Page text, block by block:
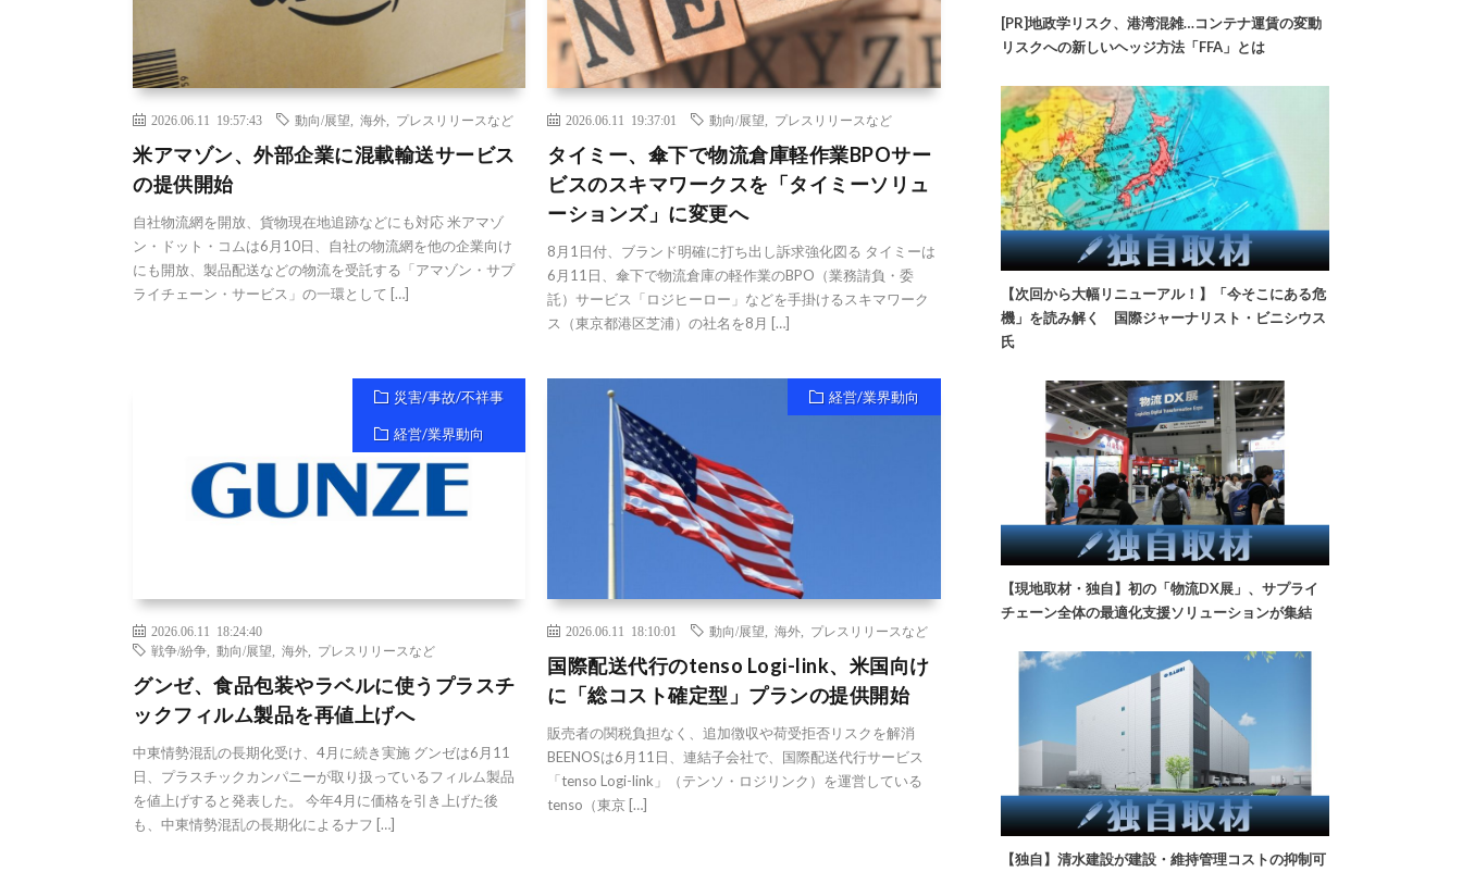
2026.06.11 19:57:43 動向/展望 海外 プレスリリースなど
米アマゾン、外部企業に混載輸送サービス
の提供開始
自社物流網を開放、貨物現在地追跡などにも対応 米アマゾ
ン・ドット・コムは6月10日、自社の物流網を他の企業向け
にも開放、製品配送などの物流を受託する「アマゾン・サプ
ライチェーン・サービス」の一環として […]
2026.06.11 19:37:01 動向/展望 プレスリリースなど
タイミー、傘下で物流倉庫軽作業BPOサー
ビスのスキマワークスを「タイミーソリュ
ーションズ」に変更へ
8月1日付、ブランド明確に打ち出し訴求強化図る タイミーは
6月11日、傘下で物流倉庫の軽作業のBPO（業務請負・委
託）サービス「ロジヒーロー」などを手掛けるスキマワーク
ス（東京都港区芝浦）の社名を8月 […]
災害/事故/不祥事
経営/業界動向
2026.06.11 18:24:40
戦争/紛争
動向/展望 海外 プレスリリースなど
グンゼ、食品包装やラベルに使うプラスチ
ックフィルム製品を再値上げへ
中東情勢混乱の長期化受け、4月に続き実施 グンゼは6月11
日、プラスチックカンパニーが取り扱っているフィルム製品
を値上げすると発表した。 今年4月に価格を引き上げた後
も、中東情勢混乱の長期化によるナフ […]
経営/業界動向
2026.06.11 18:10:01 動向/展望 ,海外 プレスリリースなど
国際配送代行のtenso Logi-link、米国向け
に「総コスト確定型」プランの提供開始
販売者の関税負担なく、追加徴収や荷受拒否リスクを解消
BEENOSは6月11日、連結子会社で、国際配送代行サービス
「tenso Logi-link」（テンソ・ロジリンク）を運営している
tenso（東京 […]
[PR]地政学リスク、港湾混雑…コンテナ運賃の変動
リスクへの新しいヘッジ方法「FFA」とは
【次回から大幅リニューアル！】「今そこにある危
機」を読み解く 国際ジャーナリスト・ビニシウス
氏
【現地取材・独自】初の「物流DX展」、サプライ
チェーン全体の最適化支援ソリューションが集結
【独自】清水建設が建設・維持管理コストの抑制可